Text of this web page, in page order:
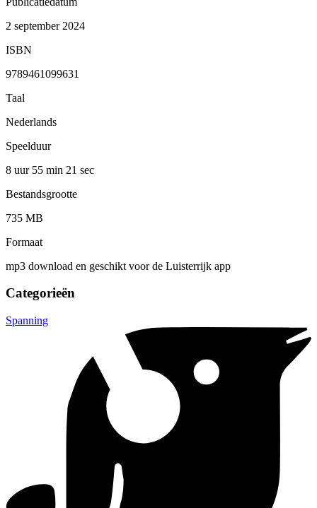
2 september 2024
ISBN
9789461099631
Taal
Nederlands
Speelduur
8 uur 55 min 21 sec
Bestandsgrootte
735 MB
Formaat
mp3 download en geschikt voor de Luisterrijk app
Categorieën
Spanning